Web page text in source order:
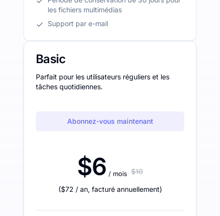
les fichiers multimédias
Support par e-mail
Basic
Parfait pour les utilisateurs réguliers et les
tâches quotidiennes.
Abonnez-vous maintenant
$6 / mois $10
($72 / an, facturé annuellement)